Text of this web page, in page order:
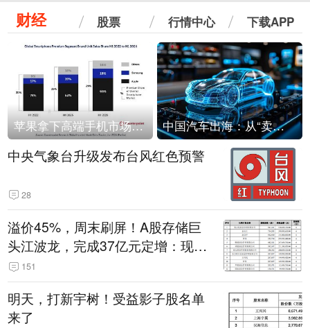
财经 股票 行情中心 下载APP
苹果拿下高端手机市场65%的份额：iPhone 17系列功不可没 中国汽车出海：从“卖出去”到“走进去”
中央气象台升级发布台风红色预警
28
溢价45%，周末刷屏！A股存储巨
头江波龙，完成37亿元定增：现价
386.6元，定增价560元
151
明天，打新宇树！受益影子股名单
来了